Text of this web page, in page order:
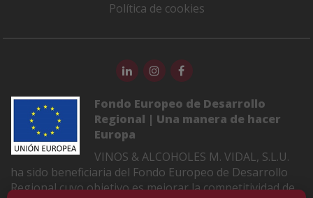
Política de cookies
Fondo Europeo de Desarrollo
Regional | Una manera de hacer
Europa
VINOS & ALCOHOLES M. VIDAL, S.L.U.
ha sido beneficiaria del Fondo Europeo de Desarrollo
Regional cuyo objetivo es mejorar la competitividad de